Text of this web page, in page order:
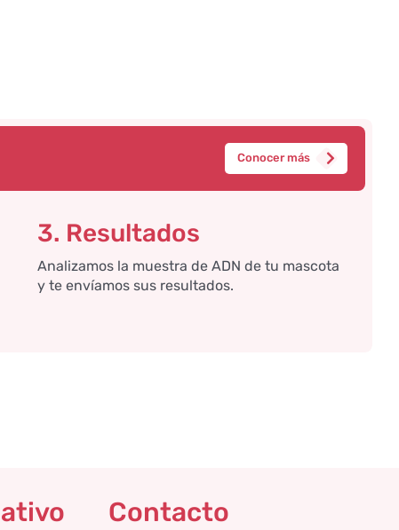
Conocer más
3. Resultados
Analizamos la muestra de ADN de tu mascota
y te envíamos sus resultados.
Contacto